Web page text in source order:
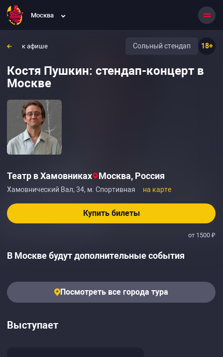
Москва
к афише 18+
Сольный стендап
Костя Пушкин: стендап-концерт в
Москве
Театр в Хамовниках Москва, Россия
Хамовнический Вал, 34, м. Спортивная на карте
Купить билеты
от 1500 ₽
В Москве будут дополнительные события
Посмотреть все города тура
Выступает